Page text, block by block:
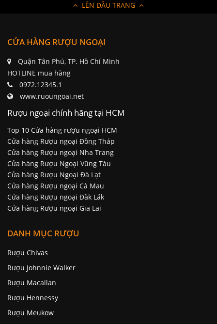
LÊN ĐẦU TRANG
CỬA HÀNG RƯỢU NGOẠI
Quận Tân Phú, TP. Hồ Chí Minh
HOTLINE mua hàng
0972.12345.1
www.ruoungoai.net
Rượu ngoại chính hãng tại HCM
Top 10 Cửa hàng rượu ngoại HCM
Cửa hàng Rượu ngoại Đồng Tháp
Cửa hàng Rượu ngoại Nha Trang
Cửa hàng Rượu Ngoại Vũng Tàu
Cửa hàng Rượu Ngoại Đà Lạt
Cửa hàng Rượu ngoại Cà Mau
Cửa hàng Rượu ngoại Đăk Lăk
Cửa hàng Rượu ngoại Gia Lai
DANH MỤC RƯỢU
Rượu Chivas
Rượu Johnnie Walker
Rượu Macallan
Rượu Hennessy
Rượu Meukow